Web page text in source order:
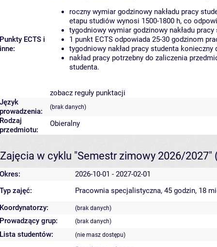
Punkty ECTS i
inne:
roczny wymiar godzinowy nakładu pracy
etapu studiów wynosi 1500-1800 h, co
tygodniowy wymiar godzinowy nakładu
1 punkt ECTS odpowiada 25-30 godzinom
tygodniowy nakład pracy studenta
nakład pracy potrzebny do zaliczenia
studenta.
zobacz reguły punktacji
Język
prowadzenia:
(brak danych)
Rodzaj
przedmiotu:
Obieralny
Zajęcia w cyklu "Semestr zimowy 2026/2027"
Okres:
2026-10-01 - 2027-02-01
Typ zajęć:
Pracownia specjalistyczna, 45 godzin, 18
Koordynatorzy:
(brak danych)
Prowadzący grup: (brak danych)
Lista studentów: (nie masz dostępu)